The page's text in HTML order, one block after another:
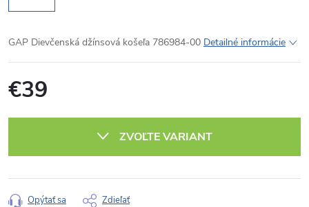
GAP Dievčenská džínsová košeľa 786984-00 Detailné informácie
€39
ZVOĽTE VARIANT
Opýtať sa Zdieľať